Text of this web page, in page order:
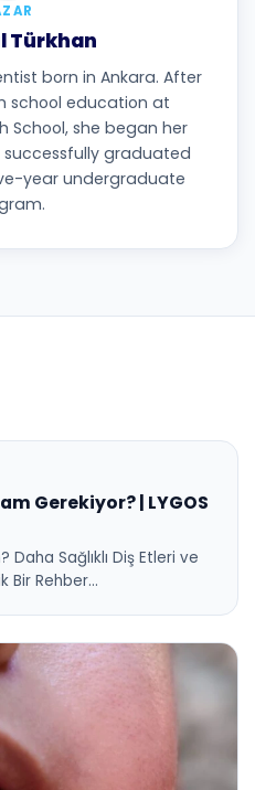
Türkhan
born in Ankara. After
school education at
School, she began her
graduated
year undergraduate
Gerekiyor? | LYGOS
Daha Sağlıklı Diş Etleri ve
Bir Rehber…